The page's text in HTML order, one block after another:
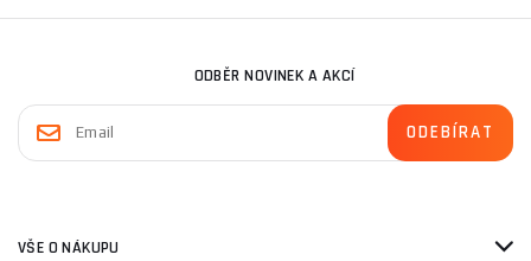
ODBĚR NOVINEK A AKCÍ
VŠE O NÁKUPU